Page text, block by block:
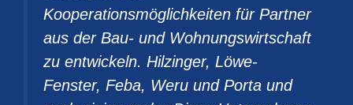
Kooperationsmöglichkeiten für Partner
aus der Bau- und Wohnungswirtschaft
zu entwickeln. Hilzinger, Löwe-
Fenster, Feba, Weru und Porta und